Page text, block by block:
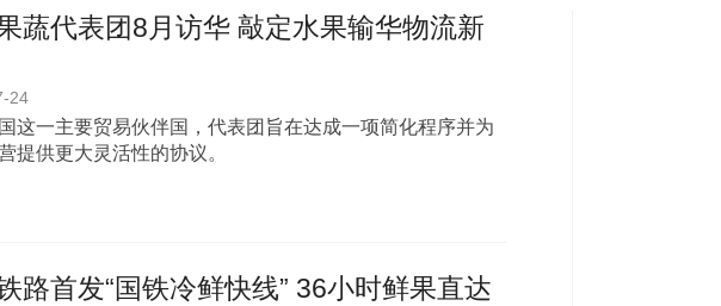
蔬代表团8月访华 敲定水果输华物流新
24
这一主要贸易伙伴国，代表团旨在达成一项简化程序并为
提供更大灵活性的协议。
路首发“国铁冷鲜快线” 36小时鲜果直达